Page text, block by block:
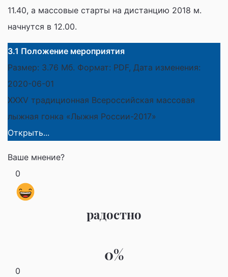
11.40, а массовые старты на дистанцию 2018 м.
начнутся в 12.00.
3.1 Положение мероприятия
Размер: 3.76 Мб. Формат: PDF, Дата изменения:
2020-06-01
ХХХV традиционная Всероссийская массовая
лыжная гонка «Лыжня России-2017»
Открыть...
Ваше мнение?
0
радостно
0%
0